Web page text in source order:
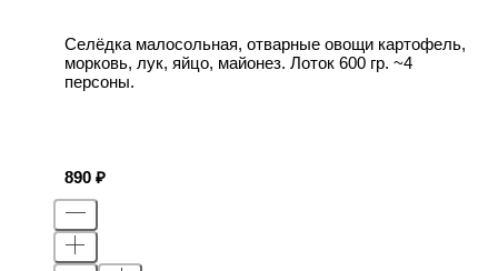
Селёдка малосольная, отварные овощи картофель,
морковь, лук, яйцо, майонез. Лоток 600 гр. ~4
персоны.
890